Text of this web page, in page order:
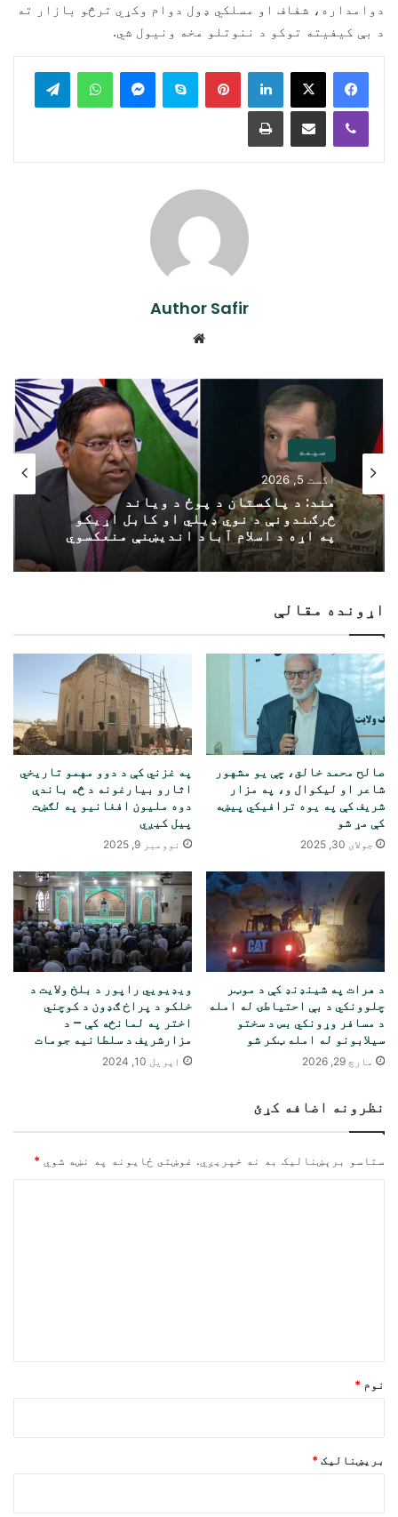
دوامداره، شفاف او مسلکي ډول دوام وکړي ترڅو بازار ته
د بې کیفیته توکو د ننوتلو مخه ونیول شي.
LinkedIn
Pinterest
Skype
Messenger
WhatsApp
Viber
Share via Email
Print
Author Safir
سیمه
اگست 5, 2026
هند: د پاکستان د پوځ د ویاند
څرګندونې د نوي ډیلي او کابل اړیکو
په اړه د اسلام آباد اندیښنې منعکسوي
اړونده مقالې
صالح محمد خالق، چې یو مشهور
شاعر او لیکوال و، په مزار
شریف کې په یوه ترافیکي پیښه
کې مړ شو
جولای 30, 2025
په غزني کې د دوو مهمو تاریخي
اثارو بیارغونه د څه باندې
دوه ملیون افغانیو په لګښت
پیل کیږي
نوومبر 9, 2025
د هرات په شینډنډ کې د موټر
چلوونکي د بې احتیاطۍ له امله
د مسافر وړونکي بس د سختو
سیلابونو له امله ټکر شو
مارچ 29, 2026
ویډیويي راپور د بلخ ولایت د
خلکو د پراخ ګډون د کوچني
اختر په لمانځه کې – د
مزارشریف د سلطانیه جومات
اپریل 10, 2024
نظرونه اضافه کړئ
ستاسو برېښناليک به نه خپريږي. غوښتى ځایونه په نښه شوي *
نوم *
بریښنالیک *